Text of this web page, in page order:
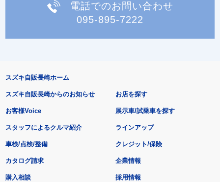
電話でのお問い合わせ
095-895-7222
スズキ自販長崎ホーム
スズキ自販長崎からのお知らせ
お客様Voice
スタッフによるクルマ紹介
お店を探す
展示車/試乗車を探す
ラインアップ
車検/点検/整備 クレジット/保険
カタログ請求
購入相談
企業情報
採用情報